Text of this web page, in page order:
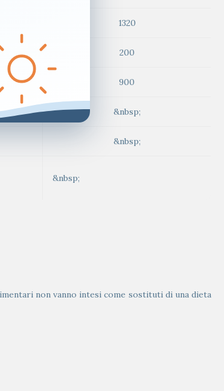
1320
200
900
&nbsp;
&nbsp;
&nbsp;
non vanno intesi come sostituti di una dieta